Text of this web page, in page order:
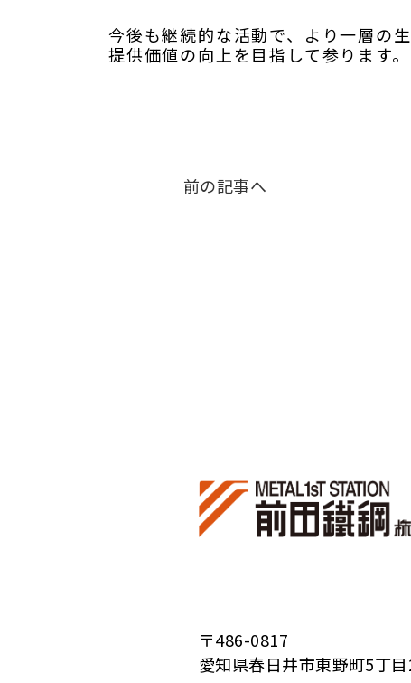
今後も継続的な活動で、より一層の
提供価値の向上を目指して参ります。
前の記事へ
〒486-0817
愛知県春日井市東野町5丁